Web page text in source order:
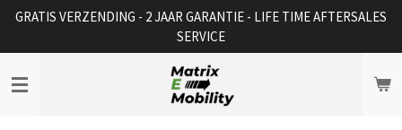
Ga
naar
de
hoofdinhoud
GRATIS VERZENDING - 2 JAAR GARANTIE - LIFE TIME AFTERSALES
SERVICE